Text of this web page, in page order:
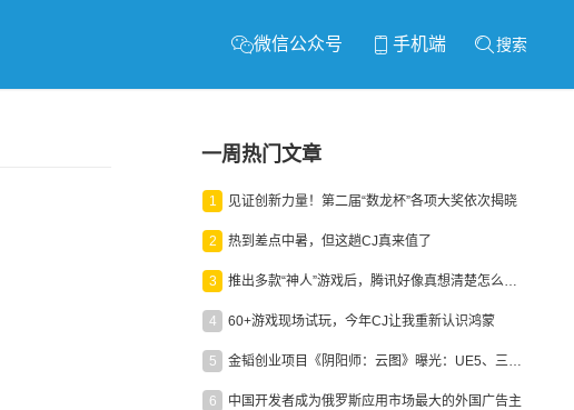
微信公众号 手机端 搜索
一周热门文章
1 见证创新力量！第二届“数龙杯”各项大奖依次揭晓
2 热到差点中暑，但这趟CJ真来值了
3 推出多款“神人”游戏后，腾讯好像真想清楚怎么做二次元了
4 60+游戏现场试玩，今年CJ让我重新认识鸿蒙
5 金韬创业项目《阴阳师：云图》曝光：UE5、三端互通、ARPG
6 中国开发者成为俄罗斯应用市场最大的外国广告主